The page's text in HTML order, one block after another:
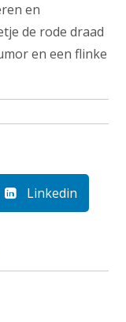
en
de rode draad
en een flinke
Linkedin